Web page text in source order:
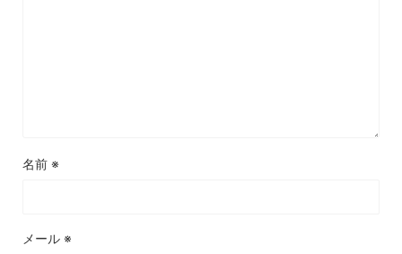
名前 ※
メール ※